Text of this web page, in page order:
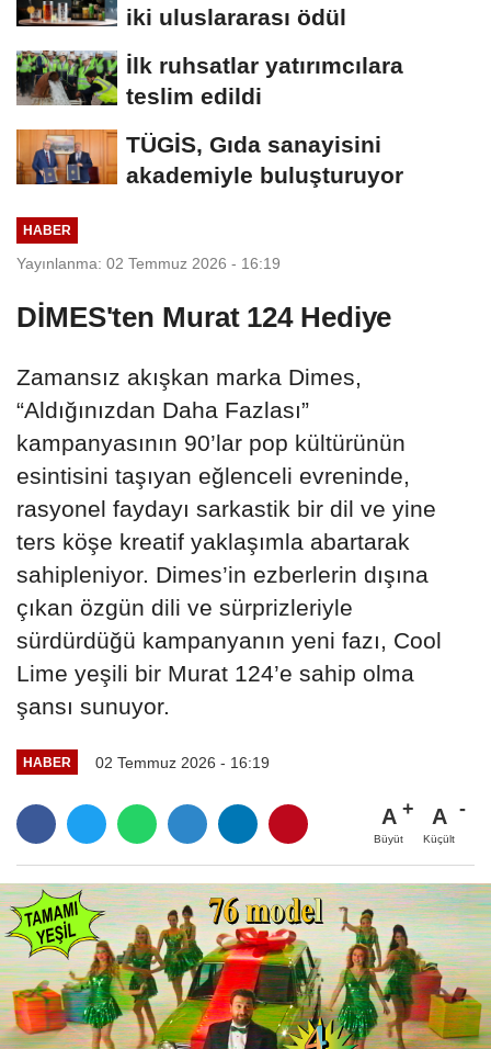
iki uluslararası ödül
İlk ruhsatlar yatırımcılara
teslim edildi
TÜGİS, Gıda sanayisini
akademiyle buluşturuyor
HABER
Yayınlanma: 02 Temmuz 2026 - 16:19
DİMES'ten Murat 124 Hediye
Zamansız akışkan marka Dimes,
“Aldığınızdan Daha Fazlası”
kampanyasının 90’lar pop kültürünün
esintisini taşıyan eğlenceli evreninde,
rasyonel faydayı sarkastik bir dil ve yine
ters köşe kreatif yaklaşımla abartarak
sahipleniyor. Dimes’in ezberlerin dışına
çıkan özgün dili ve sürprizleriyle
sürdürdüğü kampanyanın yeni fazı, Cool
Lime yeşili bir Murat 124’e sahip olma
şansı sunuyor.
HABER 02 Temmuz 2026 - 16:19
A
Büyüt
A
Küçült